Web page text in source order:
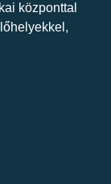
központtal